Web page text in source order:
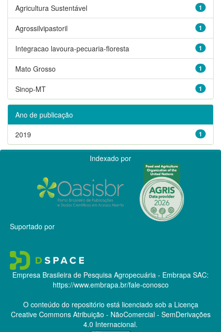
1
Agricultura Sustentável
1
Agrossilvipastoril
1
Integracao lavoura-pecuaria-floresta
1
Mato Grosso
1
Sinop-MT
Ano de publicação
1
2019
Indexado por
Suportado por
Empresa Brasileira de Pesquisa Agropecuária - Embrapa SAC:
https://www.embrapa.br/fale-conosco
O conteúdo do repositório está licenciado sob a Licença
Creative CommonsAtribuição - NãoComercial - SemDerivações
4.0 Internacional.